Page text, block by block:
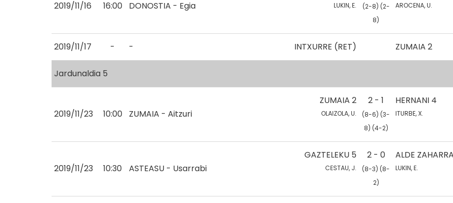
2019/11/16 16:00 DONOSTIA - Egia LUKIN, E.
(2-8) (2-
8)
AROCENA, U.
2019/11/17 - - INTXURRE (RET) ZUMAIA 2
Jardunaldia 5
2019/11/23 10:00 ZUMAIA - Aitzuri
ZUMAIA 2
OLAIZOLA, U.
2 - 1
(8-6) (3-
8) (4-2)
HERNANI 4
ITURBE, X.
2019/11/23 10:30 ASTEASU - Usarrabi
GAZTELEKU 5
CESTAU, J.
2 - 0
(8-3) (8-
2)
ALDE
LUKIN, E.